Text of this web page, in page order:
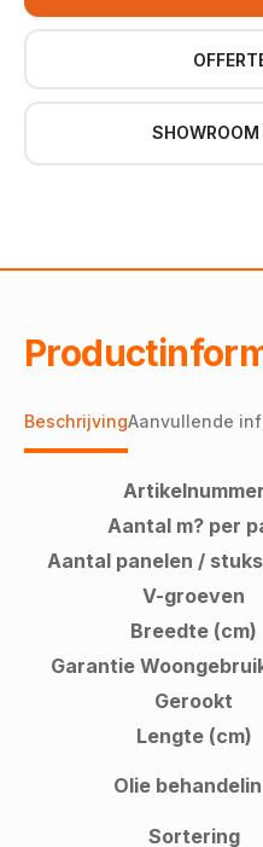
SHOWROOM
BeschrijvingAanvullende
Artikelnummer
Aantal m? per
Aantal panelen /
V-groeven
Breedte (cm)
Garantie
Gerookt
Lengte (cm)
Olie
Sortering